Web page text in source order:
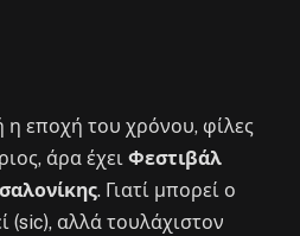
η εποχή του χρόνου, φίλες
άρα έχει Φεστιβάλ
. Γιατί μπορεί ο
(sic), αλλά τουλάχιστον